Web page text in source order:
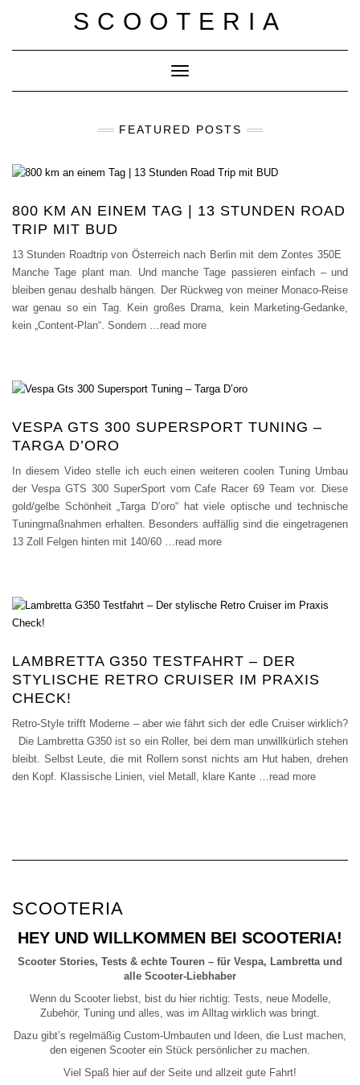
SCOOTERIA
Toggle Navigation
FEATURED POSTS
800 KM AN EINEM TAG | 13 STUNDEN ROAD
TRIP MIT BUD
13 Stunden Roadtrip von Österreich nach Berlin mit dem Zontes 350E
Manche Tage plant man. Und manche Tage passieren einfach – und
bleiben genau deshalb hängen. Der Rückweg von meiner Monaco-Reise
war genau so ein Tag. Kein großes Drama, kein Marketing-Gedanke,
kein „Content-Plan“. Sondern …read more
VESPA GTS 300 SUPERSPORT TUNING –
TARGA D’ORO
In diesem Video stelle ich euch einen weiteren coolen Tuning Umbau
der Vespa GTS 300 SuperSport vom Cafe Racer 69 Team vor. Diese
gold/gelbe Schönheit „Targa D’oro“ hat viele optische und technische
Tuningmaßnahmen erhalten. Besonders auffällig sind die eingetragenen
13 Zoll Felgen hinten mit 140/60 …read more
LAMBRETTA G350 TESTFAHRT – DER
STYLISCHE RETRO CRUISER IM PRAXIS
CHECK!
Retro-Style trifft Moderne – aber wie fährt sich der edle Cruiser wirklich?
Die Lambretta G350 ist so ein Roller, bei dem man unwillkürlich stehen
bleibt. Selbst Leute, die mit Rollern sonst nichts am Hut haben, drehen
den Kopf. Klassische Linien, viel Metall, klare Kante …read more
SCOOTERIA
HEY UND WILLKOMMEN BEI SCOOTERIA!
Scooter Stories, Tests & echte Touren – für Vespa, Lambretta und
alle Scooter-Liebhaber
Wenn du Scooter liebst, bist du hier richtig: Tests, neue Modelle,
Zubehör, Tuning und alles, was im Alltag wirklich was bringt.
Dazu gibt’s regelmäßig Custom-Umbauten und Ideen, die Lust machen,
den eigenen Scooter ein Stück persönlicher zu machen.
Viel Spaß hier auf der Seite und allzeit gute Fahrt!